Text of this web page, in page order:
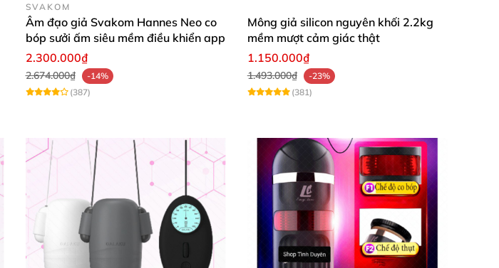
SVAKOM
Âm đạo giả Svakom Hannes Neo co
bóp sưởi ấm siêu mềm điều khiển app
2.300.000₫
2.674.000₫
-14%
(387)
Mông giả silicon nguyên khối 2.2kg
mềm mượt cảm giác thật
1.150.000₫
1.493.000₫
-23%
(381)